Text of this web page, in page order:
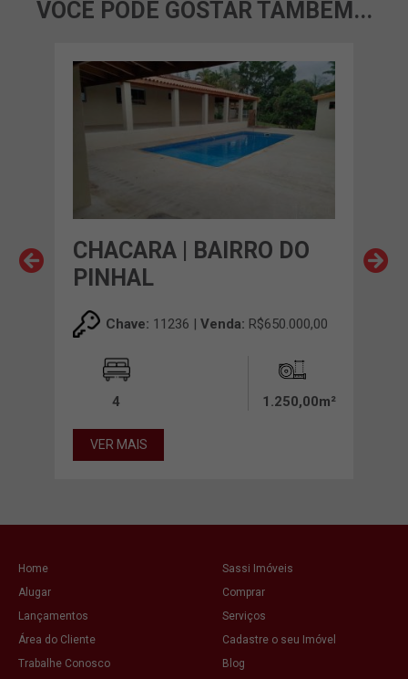
VOCÊ PODE GOSTAR TAMBÉM...
CHACARA | BAIRRO DO
PINHAL
Chave: 11236 | Venda: R$650.000,00
4 1.250,00m²
VER MAIS
Home
Sassi Imóveis
Alugar
Comprar
Lançamentos
Serviços
Área do Cliente
Cadastre o seu Imóvel
Trabalhe Conosco
Blog